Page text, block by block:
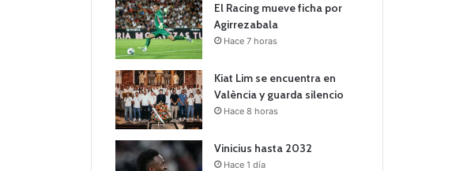
El Racing mueve ficha por
Agirrezabala
Hace 7 horas
Kiat Lim se encuentra en
València y guarda silencio
Hace 8 horas
Vinicius hasta 2032
Hace 1 día